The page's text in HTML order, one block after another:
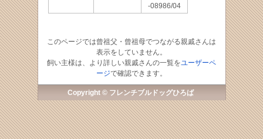
-08986/04
このページでは曾祖父・曾祖母でつながる親戚さんは
表示をしていません。
飼い主様は、より詳しい親戚さんの一覧をユーザーペ
ージで確認できます。
Copyright © フレンチブルドッグひろば